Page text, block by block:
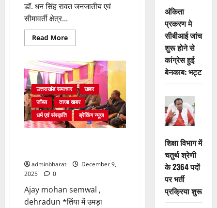
डॉ. धन सिंह रावत जनजातीय एवं
सीमावर्ती क्षेत्र...
Read MoreRead
more
बाबर
क्षेत्र
के
दो
दिवसीय
भ्रमण
पर
कैबिनेट
मंत्री
डॉ.
उत्तराखंड समाचार
खबर
जॉब्स
ताजा खबर
धर्म एवं संस्कृति
ब्रेकिंग न्यूज
adminbharat
December 9,
2025
0
Ajay mohan semwal ,
dehradun *तिंया में उमड़ा
अंकिता
प्रकरण मे
सीबीआई जांच
शुरू होने से
कांग्रेस हुई
बेनकाब: भट्ट
शिक्षा विभाग में
चतुर्थ श्रेणी
के 2364 पदों
पर भर्ती
प्रक्रिया शुरू